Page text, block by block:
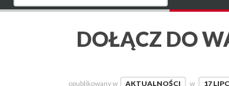
DOŁĄCZ DO
opublikowany w AKTUALNOŚCI w 17